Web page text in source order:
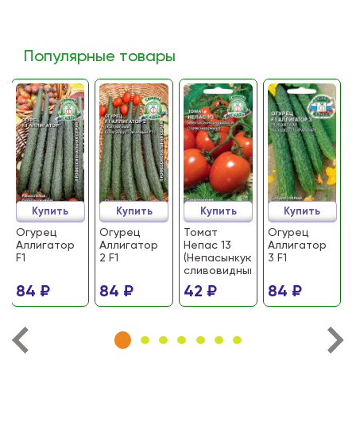
Популярные товары
Огурец
Аллигатор
F1
84 ₽
Купить
Огурец
Аллигатор
2 F1
84 ₽
Купить
Томат
Непас 13
(Непасынкующийся
сливовидный)
42 ₽
Купить
Огурец
Аллигатор
3 F1
84 ₽
Купить